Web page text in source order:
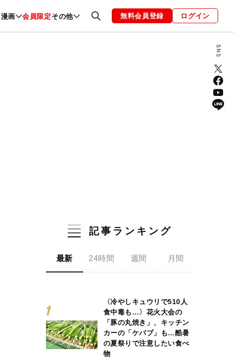
漫画 会員限定その他
ファッション 恋愛・結婚 編集部 お知らせ
無料会員登録 ログイン
記事ランキング
最新 24時間 週間 月間
〈冷やしキュウリで510人
食中毒も…〉花火大会の
「豚の丸焼き」、キッチン
カーの「ケバブ」も…酷暑
の夏祭りで注意したい食べ
物